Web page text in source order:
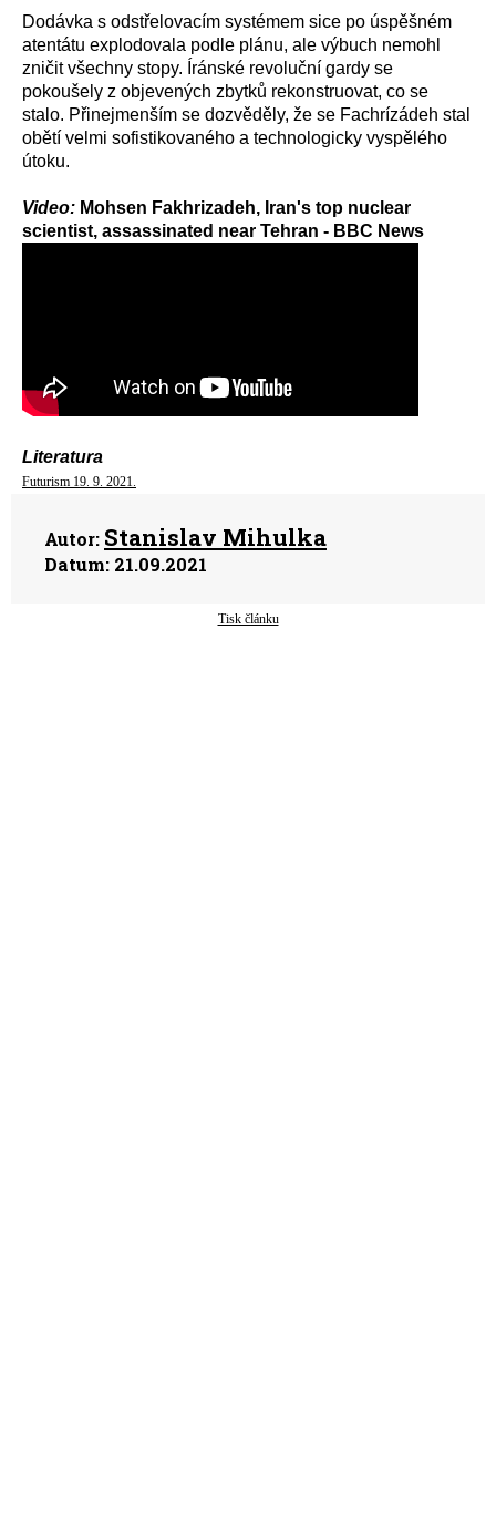
Dodávka s odstřelovacím systémem sice po úspěšném
atentátu explodovala podle plánu, ale výbuch nemohl
zničit všechny stopy. Íránské revoluční gardy se
pokoušely z objevených zbytků rekonstruovat, co se
stalo. Přinejmenším se dozvěděly, že se Fachrízádeh stal
obětí velmi sofistikovaného a technologicky vyspělého
útoku.
Video: Mohsen Fakhrizadeh, Iran's top nuclear
scientist, assassinated near Tehran - BBC News
Literatura
Futurism 19. 9. 2021.
Autor: Stanislav Mihulka
Datum: 21.09.2021
Tisk článku